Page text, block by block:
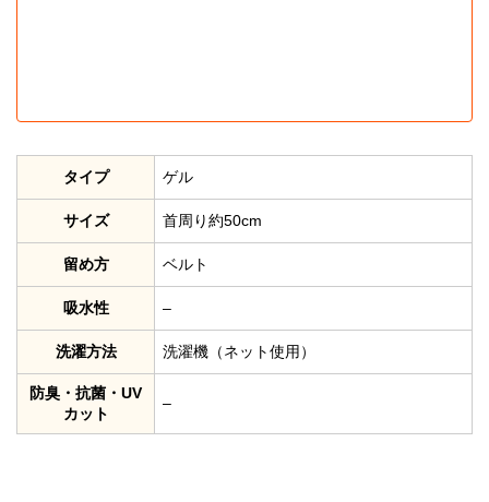
タイプ ゲル
サイズ 首周り約50cm
留め方 ベルト
吸水性 –
洗濯方法 洗濯機（ネット使用）
防臭・抗菌・UV
カット
–